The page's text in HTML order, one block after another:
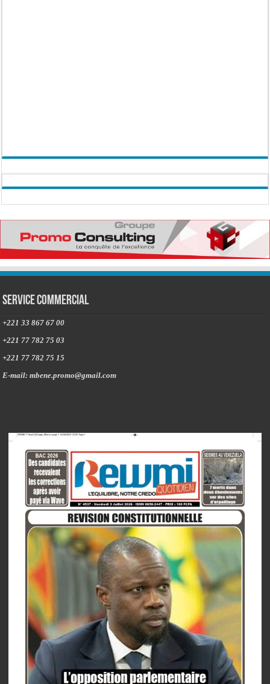
Service commercial
+221 33 867 67 00
+221 77 782 75 03
+221 77 782 75 15
E-mail: mbene.promo@gmail.com